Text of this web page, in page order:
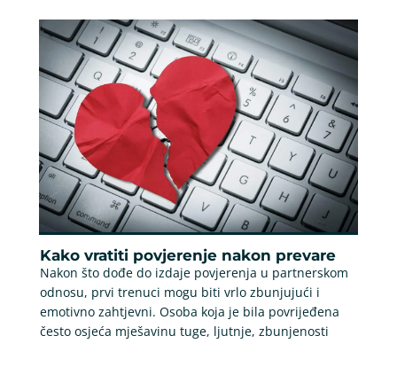
Kako vratiti povjerenje nakon prevare
Nakon što dođe do izdaje povjerenja u partnerskom
odnosu, prvi trenuci mogu biti vrlo zbunjujući i
emotivno zahtjevni. Osoba koja je bila povrijeđena
često osjeća mješavinu tuge, ljutnje, zbunjenosti